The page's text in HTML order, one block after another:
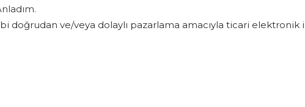
doğrudan ve/veya dolaylı pazarlama amacıyla ticari